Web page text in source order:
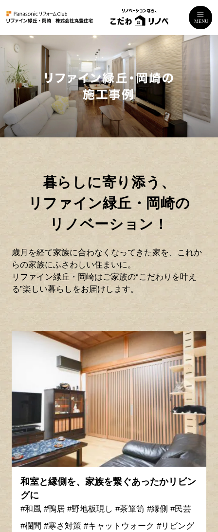
暮らしに寄り添う、
リファイン緑丘・岡崎の
リノベーション！
歳月を経て家族に合わなくなってきた家を、これか
らの家族にふさわしい住まいに。
リファイン緑丘・岡崎はご家族の“こだわりを叶え
る”楽しい暮らしをお届けします。
和室と縁側を、家族を繋ぐあったかリビン
グに
#和風 #鴨居 #野地板現し #茶箪笥 #縁側 #民芸
#欄間 #寒さ対策 #キャットウォーク #リビング